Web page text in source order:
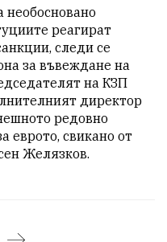
необосновано
реагират
следи се
за въвеждане на
на КЗП
директор
редовно
еврото, свикано от
Желязков.